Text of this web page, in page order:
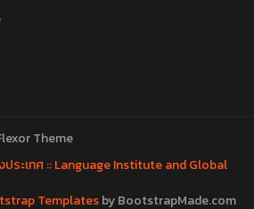
Theme
ประเทศ :: Language Institute and Global
Templatesby BootstrapMade.com